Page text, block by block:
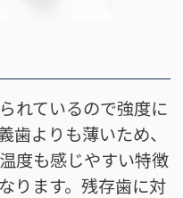
れているので強度に
歯よりも薄いため、
度も感じやすい特徴
ります。残存歯に対